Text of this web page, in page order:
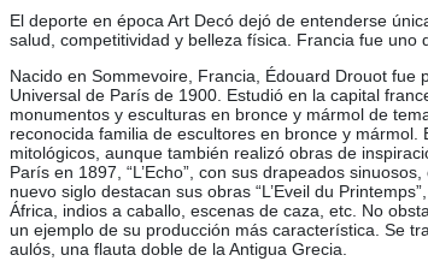
El deporte en época Art Decó dejó de entenderse
salud, competitividad y belleza física. Francia fue
Nacido en Sommevoire, Francia, Édouard Drouot
Universal de París de 1900. Estudió en la capital
monumentos y esculturas en bronce y mármol de
reconocida familia de escultores en bronce y
mitológicos, aunque también realizó obras de
París en 1897, “L’Echo”, con sus drapeados
nuevo siglo destacan sus obras “L’Eveil du
África, indios a caballo, escenas de caza, etc. No
un ejemplo de su producción más característica. Se
aulós, una flauta doble de la Antigua Grecia.